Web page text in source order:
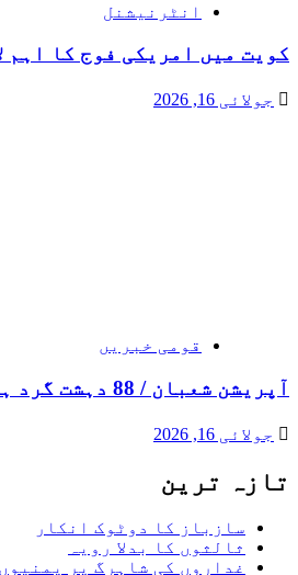
انٹرنیشنل
کویت میں امریکی فوج کا اہم
جولائی 16, 2026
قومی خبریں
آپریشن شعبان / 88 دہشت گرد ہلاک
جولائی 16, 2026
تازہ ترین
سازباز کا دوٹوک انکار
ثالثوں کا بدلا رویہ
غداروں کی شاہرگ پر